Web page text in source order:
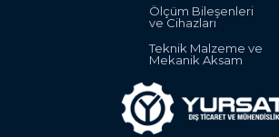
Ölçüm Bileşenleri
ve Cihazları
Teknik Malzeme ve
Mekanik Aksam